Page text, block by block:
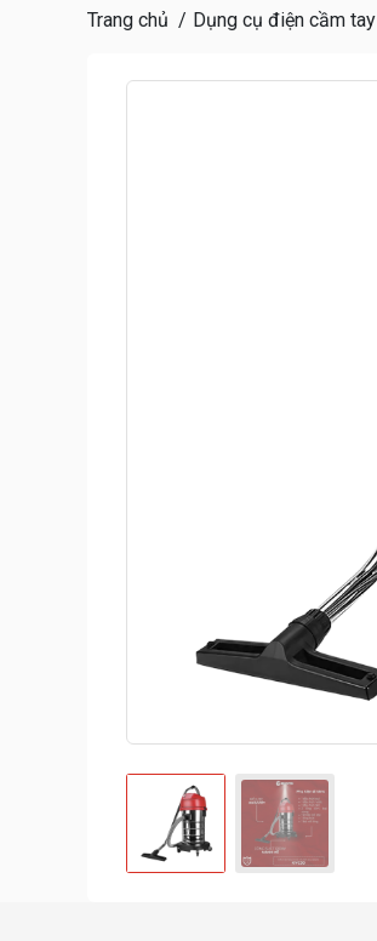
Trang chủ Dụng cụ điện cầm tay